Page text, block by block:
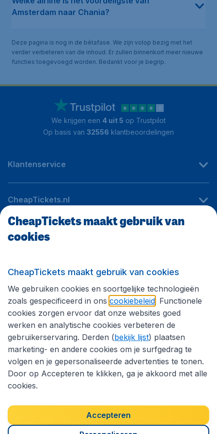
Amsterdam naar Chania?
Deze pagina is nog in de bètafase. We zijn volop bezig met het
verder verbeteren van de inhoud. Er zullen binnenkort meer nieuwe
functies toegevoegd worden. Bedankt voor je begrip.
We krijgen een 4 uit 5 op Trustpilot
Op basis van 32556 klantbeoordelingen
Klantenservice
CheapTickets.nl
Internationale sites
Volg CheapTickets.nl
Privacybeleid
Copyright © 2026
CheapTickets maakt gebruik van
cookies
CheapTickets maakt gebruik van cookies
We gebruiken cookies en soortgelijke technologieën
zoals gespecificeerd in ons cookiebeleid . Functionele
cookies zorgen ervoor dat onze websites goed
werken en analytische cookies verbeteren de
gebruikerservaring. Derden (bekijk lijst) plaatsen
marketing- en andere cookies om je surfgedrag te
volgen en je gepersonaliseerde advertenties te tonen.
Door op Accepteren te klikken, ga je akkoord met alle
cookies.
Accepteren